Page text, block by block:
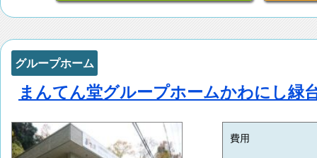
グループホーム
まんてん堂グループホームかわにし緑
費用